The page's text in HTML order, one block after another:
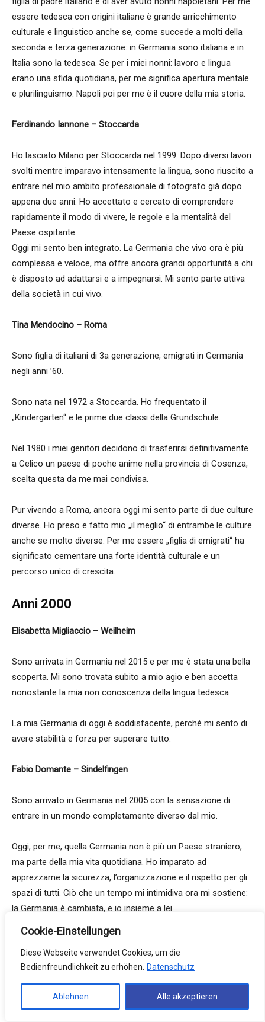
Cookie-Einstellungen
Diese Webseite verwendet Cookies, um die
Bedienfreundlichkeit zu erhöhen.
Datenschutz
Ablehnen Alle akzeptieren
essere tedesca con origini italiane è grande arricchimento
culturale e linguistico anche se, come succede a molti della
seconda e terza generazione: in Germania sono italiana e in
Italia sono la tedesca. Se per i miei nonni: lavoro e lingua
erano una sfida quotidiana, per me significa apertura mentale
e plurilinguismo. Napoli poi per me è il cuore della mia storia.
Ferdinando Iannone – Stoccarda
Ho lasciato Milano per Stoccarda nel 1999. Dopo diversi lavori
svolti mentre imparavo intensamente la lingua, sono riuscito a
entrare nel mio ambito professionale di fotografo già dopo
appena due anni. Ho accettato e cercato di comprendere
rapidamente il modo di vivere, le regole e la mentalità del
Paese ospitante.
Oggi mi sento ben integrato. La Germania che vivo ora è più
complessa e veloce, ma offre ancora grandi opportunità a chi
è disposto ad adattarsi e a impegnarsi. Mi sento parte attiva
della società in cui vivo.
Tina Mendocino – Roma
Sono figlia di italiani di 3a generazione, emigrati in Germania
negli anni ’60.
Sono nata nel 1972 a Stoccarda. Ho frequentato il
„Kindergarten“ e le prime due classi della Grundschule.
Nel 1980 i miei genitori decidono di trasferirsi definitivamente
a Celico un paese di poche anime nella provincia di Cosenza,
scelta questa da me mai condivisa.
Pur vivendo a Roma, ancora oggi mi sento parte di due culture
diverse. Ho preso e fatto mio „il meglio“ di entrambe le culture
anche se molto diverse. Per me essere „figlia di emigrati“ ha
significato cementare una forte identità culturale e un
percorso unico di crescita.
Anni 2000
Elisabetta Migliaccio – Weilheim
Sono arrivata in Germania nel 2015 e per me è stata una bella
scoperta. Mi sono trovata subito a mio agio e ben accetta
nonostante la mia non conoscenza della lingua tedesca.
La mia Germania di oggi è soddisfacente, perché mi sento di
avere stabilità e forza per superare tutto.
Fabio Domante – Sindelfingen
Sono arrivato in Germania nel 2005 con la sensazione di
entrare in un mondo completamente diverso dal mio.
Oggi, per me, quella Germania non è più un Paese straniero,
ma parte della mia vita quotidiana. Ho imparato ad
apprezzarne la sicurezza, l’organizzazione e il rispetto per gli
spazi di tutti. Ciò che un tempo mi intimidiva ora mi sostiene:
la Germania è cambiata, e io insieme a lei.
Maurizio Palese – Waiblingen
Prima di lasciare la Puglia immaginavo una Germania fatta
solo di palazzoni grigi e anonimi. Ma mi sono dovuto
ricredere, scoprendo un paese verde, ordinato, bello e